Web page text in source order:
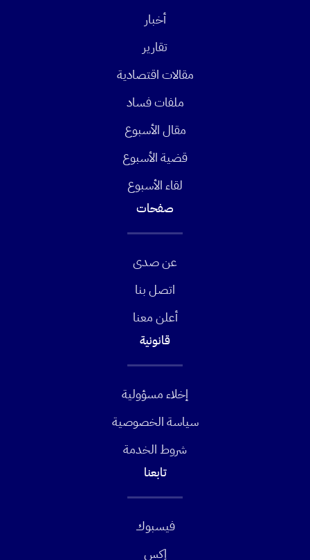
أخبار
تقارير
مقالات اقتصادية
ملفات فساد
مقال الأسبوع
قضية الأسبوع
لقاء الأسبوع
صفحات
عن صدى
اتصل بنا
أعلن معنا
قانونية
إخلاء مسؤولية
سياسة الخصوصية
شروط الخدمة
تابعنا
فيسبوك
إكس